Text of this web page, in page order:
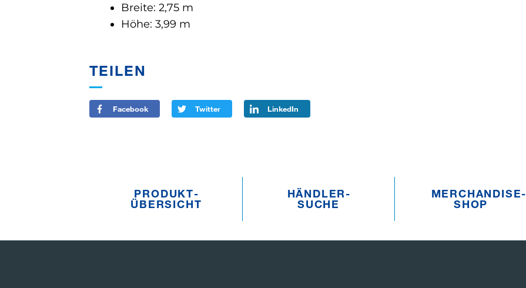
Breite: 2,75 m
Höhe: 3,99 m
TEILEN
Facebook Twitter LinkedIn
PRODUKT­
ÜBERSICHT
HÄNDLER­­
SUCHE
MERCHANDISE­­
SHOP